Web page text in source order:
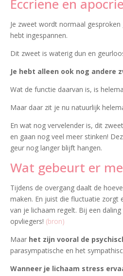
Eccriene en
Je zweet wordt normaal
hebt ingespannen.
Dit zweet is waterig dun en
Je hebt alleen ook nog andere
Wat de functie daarvan is, is
Maar daar zit je nu natuurlijk
En wat nog vervelender is, dit
en gaan nog veel meer stinken!
geur nog langer blijft hangen.
Wat gebeurt er
Tijdens de overgang daalt de
maken. En juist die fluctuatie
van je lichaam regelt. Bij een
opvliegers! (bron)
Maar het zijn vooral de
parasympatische en het
Wanneer je lichaam stress